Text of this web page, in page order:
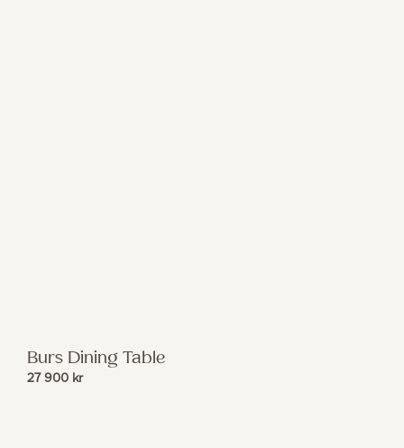
Burs Dining Table
27 900 kr